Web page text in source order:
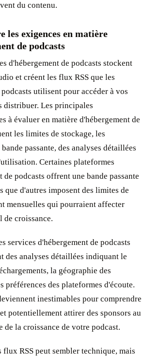
du contenu.
les exigences en matière
de podcasts
d'hébergement de podcasts stockent
et créent les flux RSS que les
utilisent pour accéder à vos
distribuer. Les principales
à évaluer en matière d'hébergement de
les limites de stockage, les
passante, des analyses détaillées
Certaines plateformes
de podcasts offrent une bande passante
que d'autres imposent des limites de
mensuelles qui pourraient affecter
de croissance.
services d'hébergement de podcasts
des analyses détaillées indiquant le
la géographie des
préférences des plateformes d'écoute.
inestimables pour comprendre
potentiellement attirer des sponsors au
de la croissance de votre podcast.
flux RSS peut sembler technique, mais